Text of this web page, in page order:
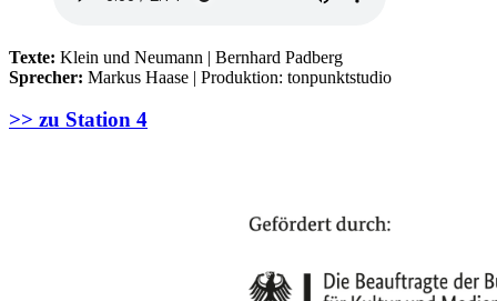
Texte: Klein und Neumann | Bernhard Padberg
Sprecher: Markus Haase | Produktion: tonpunktstudio
>> zu Station 4